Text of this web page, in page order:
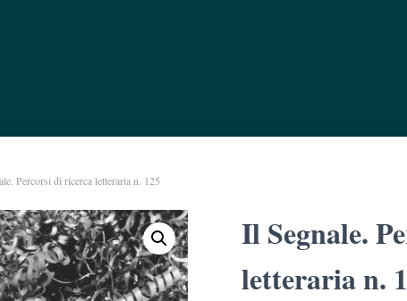
Percorsi di ricerca letteraria n. 125
Il Segnale.
letteraria n.